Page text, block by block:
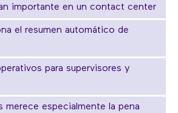
importante en un contact center
el resumen automático de
para supervisores y
merece especialmente la pena